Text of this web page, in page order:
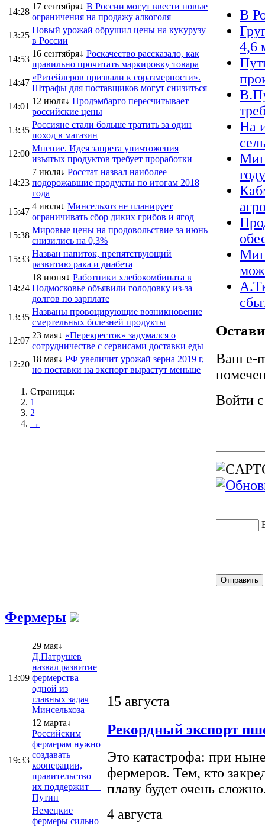
14:28
17 сентября↓ В России могут ввести новые
ограничения на продажу алкоголя
13:25
Новый урожай обрушил цены на кукурузу
в России
14:53
16 сентября↓ Роскачество рассказало, как
правильно прочитать маркировку товара
14:47
«Ритейлеров призвали к соразмерности».
Штрафы для поставщиков могут снизиться
14:01
12 июля↓ Продэмбарго пересчитывает
российские цены
13:35
Россияне стали больше тратить за один
поход в магазин
12:00
Мнение. Идея запрета уничтожения
изъятых продуктов требует проработки
14:23
7 июля↓ Росстат назвал наиболее
подорожавшие продукты по итогам 2018
года
15:47
4 июля↓ Минсельхоз не планирует
ограничивать сбор диких грибов и ягод
15:38
Мировые цены на продовольствие за июнь
снизились на 0,3%
15:33
Назван напиток, препятствующий
развитию рака и диабета
14:24
18 июня↓ Работники хлебокомбината в
Подмосковье объявили голодовку из-за
долгов по зарплате
13:35
Названы провоцирующие возникновение
смертельных болезней продукты
12:07
23 мая↓ «Перекресток» задумался о
сотрудничестве с сервисами доставки еды
12:20
18 мая↓ РФ увеличит урожай зерна 2019 г,
но поставки на экспорт вырастут меньше
Страницы:
1
2
→
В
4,6
На
году
Ваш e-
Войти
Фермеры
13:09
29 мая↓
Д.Патрушев
назвал развитие
фермерства
одной из
главных задач
Минсельхоза
19:33
12 марта↓
Российским
фермерам нужно
создавать
кооперации,
правительство
их поддержит —
Путин
Немецкие
фермеры сильно
15 августа
Рекордный экспорт
Это катастрофа: при
фермеров. Тем, кто
плаву будет очень
4 августа